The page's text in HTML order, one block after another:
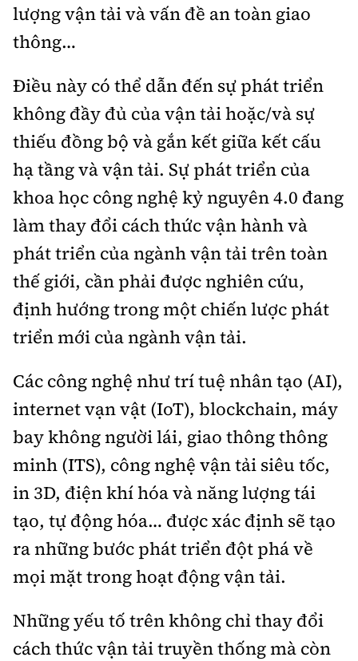
lượng vận tải và vấn đề an toàn giao
thông…
Điều này có thể dẫn đến sự phát triển
không đầy đủ của vận tải hoặc/và sự
thiếu đồng bộ và gắn kết giữa kết cấu
hạ tầng và vận tải. Sự phát triển của
khoa học công nghệ kỷ nguyên 4.0 đang
làm thay đổi cách thức vận hành và
phát triển của ngành vận tải trên toàn
thế giới, cần phải được nghiên cứu,
định hướng trong một chiến lược phát
triển mới của ngành vận tải.
Các công nghệ như trí tuệ nhân tạo (AI),
internet vạn vật (IoT), blockchain, máy
bay không người lái, giao thông thông
minh (ITS), công nghệ vận tải siêu tốc,
in 3D, điện khí hóa và năng lượng tái
tạo, tự động hóa… được xác định sẽ tạo
ra những bước phát triển đột phá về
mọi mặt trong hoạt động vận tải.
Những yếu tố trên không chỉ thay đổi
cách thức vận tải truyền thống mà còn